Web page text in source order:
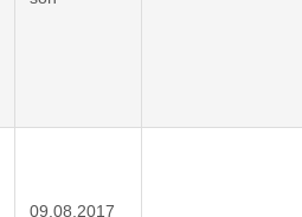
09.08.2017